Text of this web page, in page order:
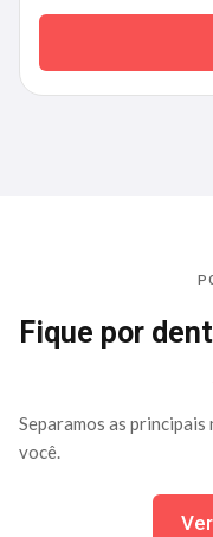
Fique por
Separamos as
você.